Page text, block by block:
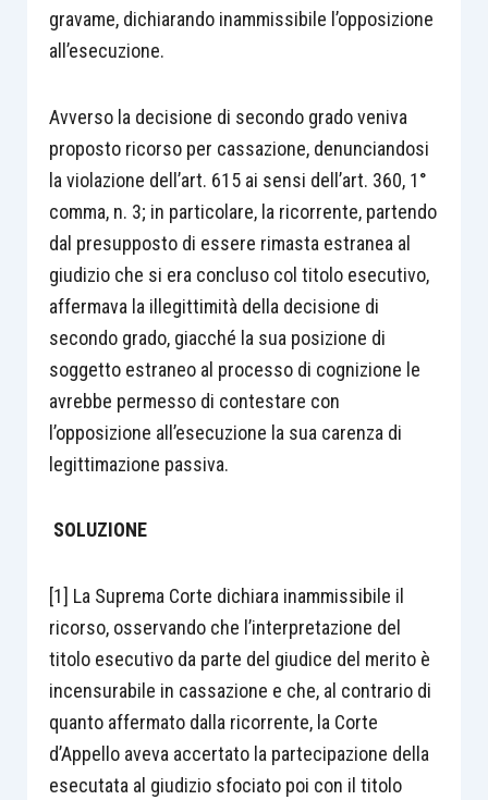
gravame, dichiarando inammissibile l’opposizione
all’esecuzione.
Avverso la decisione di secondo grado veniva
proposto ricorso per cassazione, denunciandosi
la violazione dell’art. 615 ai sensi dell’art. 360, 1°
comma, n. 3; in particolare, la ricorrente, partendo
dal presupposto di essere rimasta estranea al
giudizio che si era concluso col titolo esecutivo,
affermava la illegittimità della decisione di
secondo grado, giacché la sua posizione di
soggetto estraneo al processo di cognizione le
avrebbe permesso di contestare con
l’opposizione all’esecuzione la sua carenza di
legittimazione passiva.
SOLUZIONE
[1] La Suprema Corte dichiara inammissibile il
ricorso, osservando che l’interpretazione del
titolo esecutivo da parte del giudice del merito è
incensurabile in cassazione e che, al contrario di
quanto affermato dalla ricorrente, la Corte
d’Appello aveva accertato la partecipazione della
esecutata al giudizio sfociato poi con il titolo